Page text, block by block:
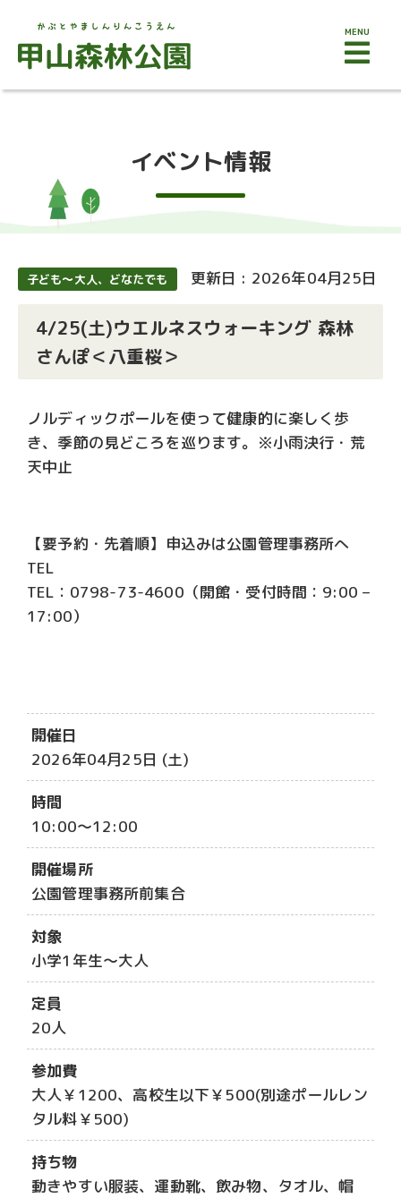
MENU
イベント情報
子ども～大人、どなたでも 更新日 : 2026年04月25日
4/25(土)ウエルネスウォーキング 森林
さんぽ＜八重桜＞
ノルディックポールを使って健康的に楽しく歩
き、季節の見どころを巡ります。※小雨決行・荒
天中止
【要予約・先着順】申込みは公園管理事務所へ
TEL
TEL：0798-73-4600（開館・受付時間：9:00 –
17:00）
開催日
2026年04月25日 (土)
時間
10:00～12:00
開催場所
公園管理事務所前集合
対象
小学1年生～大人
定員
20人
参加費
大人￥1200、高校生以下￥500(別途ポールレン
タル料￥500)
持ち物
動きやすい服装、運動靴、飲み物、タオル、帽